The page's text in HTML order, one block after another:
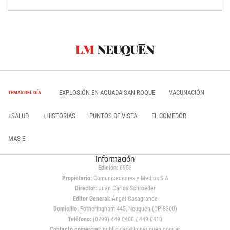
TEMAS DEL DÍA EXPLOSIÓN EN AGUADA SAN ROQUE VACUNACIÓN
+SALUD +HISTORIAS PUNTOS DE VISTA EL COMEDOR
MAS E
Información
Edición: 6953
Propietario:Comunicaciones y Medios S.A
Director: Juan Carlos Schroeder
Editor General:Ángel Casagrande
Domicilio:Fotheringham 445, Neuquén (CP 8300)
Teléfono: (0299) 449 0400 / 449 0410